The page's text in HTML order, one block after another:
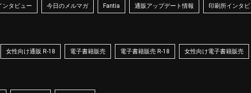
ンタビュー 今日のメルマガ Fantia 通販アップデート情報 印刷所インタ
女性向け通販 R-18 電子書籍販売 電子書籍販売 R-18 女性向け電子書籍販売